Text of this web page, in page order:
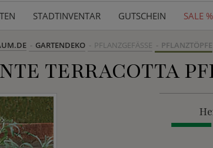
STADTINVENTAR GUTSCHEIN SALE %
GARTENDEKO PFLANZGEFÄSSE PFLANZTÖPFE
TERRACOTTA